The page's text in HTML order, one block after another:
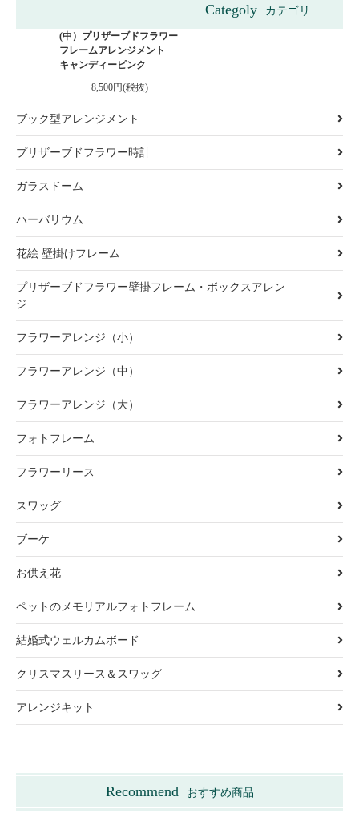
(中）プリザーブドフラワー
フレームアレンジメント
キャンディーピンク
8,500円(税抜)
Categoly カテゴリ
ブック型アレンジメント
プリザーブドフラワー時計
ガラスドーム
ハーバリウム
花絵 壁掛けフレーム
プリザーブドフラワー壁掛フレーム・ボックスアレン
ジ
フラワーアレンジ（小）
フラワーアレンジ（中）
フラワーアレンジ（大）
フォトフレーム
フラワーリース
スワッグ
ブーケ
お供え花
ペットのメモリアルフォトフレーム
結婚式ウェルカムボード
クリスマスリース＆スワッグ
アレンジキット
Recommend おすすめ商品